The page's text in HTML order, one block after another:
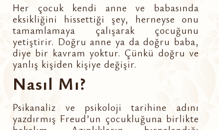
Her çocuk kendi anne ve babasında
eksikliğini hissettiği şey, herneyse onu
tamamlamaya çalışarak çocuğunu
yetiştirir. Doğru anne ya da doğru baba,
diye bir kavram yoktur. Çünkü doğru ve
yanlış kişiden kişiye değişir.
Nasıl Mı?
Psikanaliz ve psikoloji tarihine adını
yazdırmış Freud’un çocukluğuna birlikte